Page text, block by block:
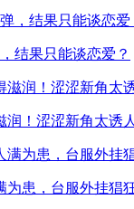
结果只能谈恋爱？
！涩涩新角太诱人
为患，台服外挂猖